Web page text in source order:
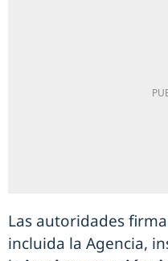
Las autoridades
incluida la Agencia,